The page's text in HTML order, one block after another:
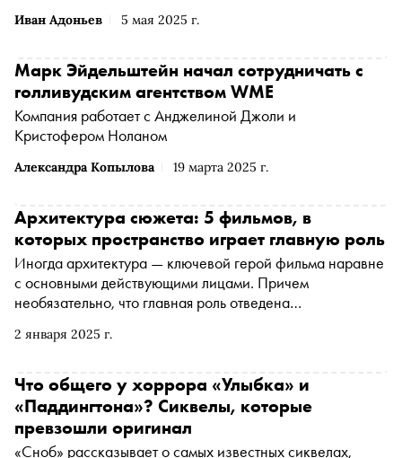
Иван Адоньев 5 мая 2025 г.
Александра Копылова 19 марта 2025 г.
Марк Эйдельштейн начал сотрудничать с
голливудским агентством WME
Компания работает с Анджелиной Джоли и
Кристофером Ноланом
2 января 2025 г.
Архитектура сюжета: 5 фильмов, в
которых пространство играет главную роль
Иногда архитектура — ключевой герой фильма наравне
с основными действующими лицами. Причем
необязательно, что главная роль отведена
К выходу в российский прокат 2-го января антиутопии
он работал более 40 лет, кинокритик Ксения Балюк
рассказывает о кинокартинах, где пространство
является важной частью сюжета
Что общего у хоррора «Улыбка» и
«Паддингтона»? Сиквелы, которые
превзошли оригинал
«Сноб» рассказывает о самых известных сиквелах,